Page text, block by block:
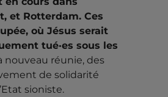
et Rotterdam. Ces
où Jésus serait
tué·es sous les
nouveau réunie, des
de solidarité
sioniste.